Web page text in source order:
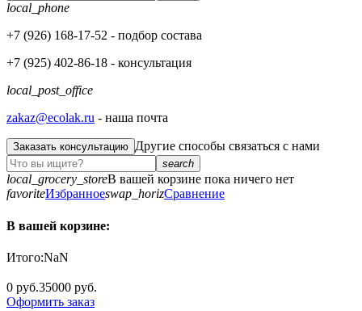
local_phone
+7 (926) 168-17-52 - подбор состава
+7 (925) 402-86-18 - консультация
local_post_office
zakaz@ecolak.ru - наша почта
Заказать консультацию Другие способы связаться с нами
search
local_grocery_storeВ вашей корзине пока ничего нет
favoriteИзбранноеswap_horizСравнение
В вашей корзине:
Итого:NaN
0 руб.35000 руб.
Оформить заказ